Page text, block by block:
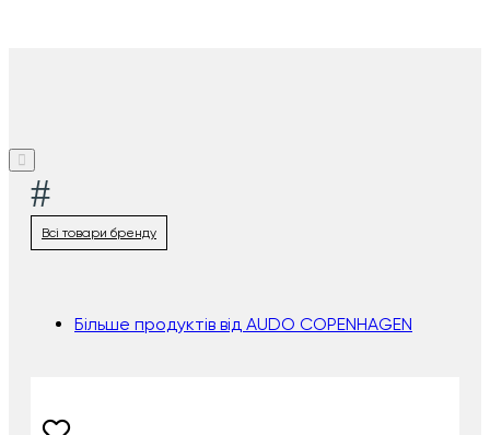
#
Всі товари бренду
Більше продуктів від AUDO COPENHAGEN